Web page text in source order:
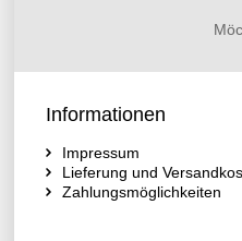
Informationen
Impressum
Lieferung und
Zahlungsmöglichkeiten